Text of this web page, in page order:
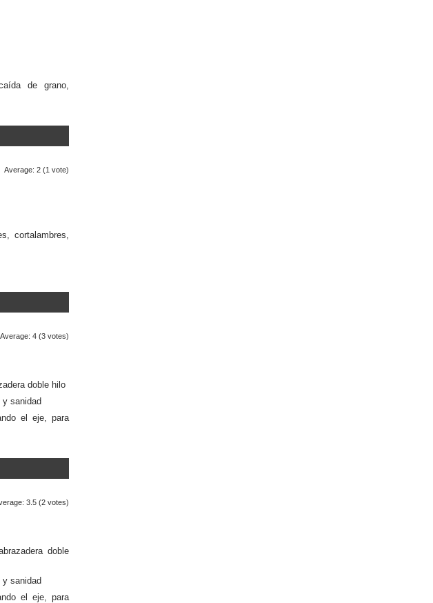
de grano,
Average: 2 (1 vote)
cortalambres,
Average: 4 (3 votes)
doble hilo
y sanidad
el eje, para
3.5 (2 votes)
doble
y sanidad
el eje, para